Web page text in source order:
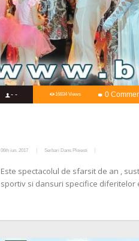
- - 16834 Views 0
06th iun. 2017 Serbari Dans Ploiesti
Este spectacolul de sfarsit de an ,
sportiv si dansuri specifice diferitelor